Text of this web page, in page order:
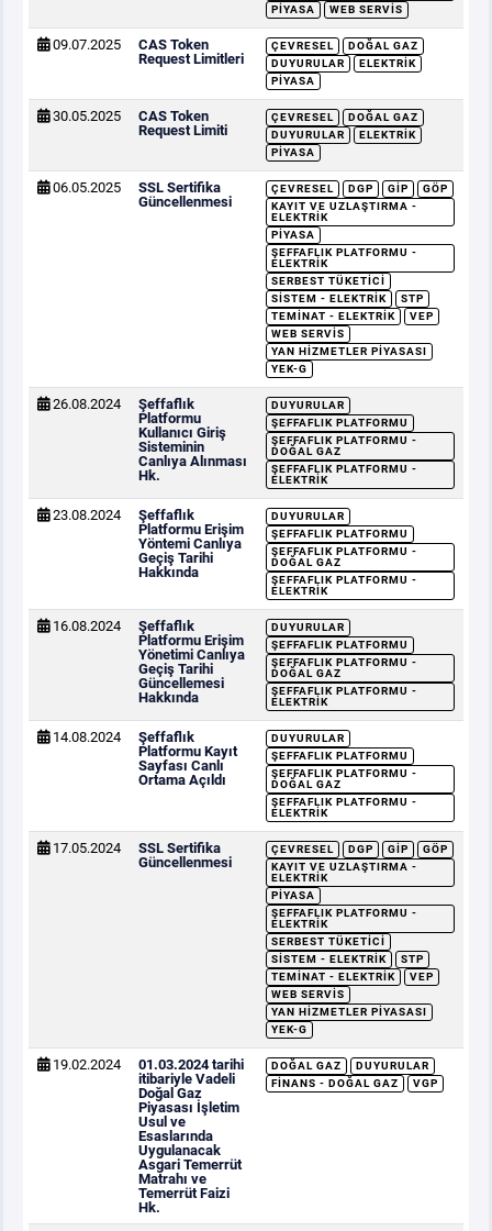
PIYASA
WEB SERVIS
09.07.2025
CAS Token
Request Limitleri
ÇEVRESEL
DOĞAL GAZ
DUYURULAR
ELEKTRIK
PIYASA
30.05.2025
CAS Token
Request Limiti
ÇEVRESEL
DOĞAL GAZ
DUYURULAR
ELEKTRIK
PIYASA
06.05.2025
SSL Sertifika
Güncellenmesi
ÇEVRESEL DGP GİP
GÖP
KAYIT VE UZLAŞTIRMA -
ELEKTRIK
PIYASA
ŞEFFAFLIK PLATFORMU -
ELEKTRIK
SERBEST TÜKETICI
SISTEM - ELEKTRIK
STP
TEMINAT - ELEKTRIK
VEP
WEB SERVIS
YAN HIZMETLER PIYASASI
YEK-G
26.08.2024
Şeffaflık
Platformu
Kullanıcı Giriş
Sisteminin
Canlıya Alınması
Hk.
DUYURULAR
ŞEFFAFLIK PLATFORMU
ŞEFFAFLIK PLATFORMU -
DOĞAL GAZ
ŞEFFAFLIK PLATFORMU -
ELEKTRIK
23.08.2024
Şeffaflık
Platformu Erişim
Yöntemi Canlıya
Geçiş Tarihi
Hakkında
DUYURULAR
ŞEFFAFLIK PLATFORMU
ŞEFFAFLIK PLATFORMU -
DOĞAL GAZ
ŞEFFAFLIK PLATFORMU -
ELEKTRIK
16.08.2024
Şeffaflık
Platformu Erişim
Yönetimi Canlıya
Geçiş Tarihi
Güncellemesi
Hakkında
DUYURULAR
ŞEFFAFLIK PLATFORMU
ŞEFFAFLIK PLATFORMU -
DOĞAL GAZ
ŞEFFAFLIK PLATFORMU -
ELEKTRIK
14.08.2024
Şeffaflık
Platformu Kayıt
Sayfası Canlı
Ortama Açıldı
DUYURULAR
ŞEFFAFLIK PLATFORMU
ŞEFFAFLIK PLATFORMU -
DOĞAL GAZ
ŞEFFAFLIK PLATFORMU -
ELEKTRIK
17.05.2024
SSL Sertifika
Güncellenmesi
ÇEVRESEL DGP GİP
GÖP
KAYIT VE UZLAŞTIRMA -
ELEKTRIK
PIYASA
ŞEFFAFLIK PLATFORMU -
ELEKTRIK
SERBEST TÜKETICI
SISTEM - ELEKTRIK
STP
TEMINAT - ELEKTRIK
VEP
WEB SERVIS
YAN HIZMETLER PIYASASI
YEK-G
19.02.2024
01.03.2024 tarihi
itibariyle Vadeli
Doğal Gaz
Piyasası İşletim
Usul ve
Esaslarında
Uygulanacak
Asgari Temerrüt
Matrahı ve
Temerrüt Faizi
Hk.
DOĞAL GAZ
DUYURULAR
FINANS - DOĞAL GAZ
VGP